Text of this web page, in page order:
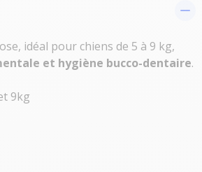
idéal pour chiens de 5 à 9 kg,
et hygiène bucco-dentaire.
9kg